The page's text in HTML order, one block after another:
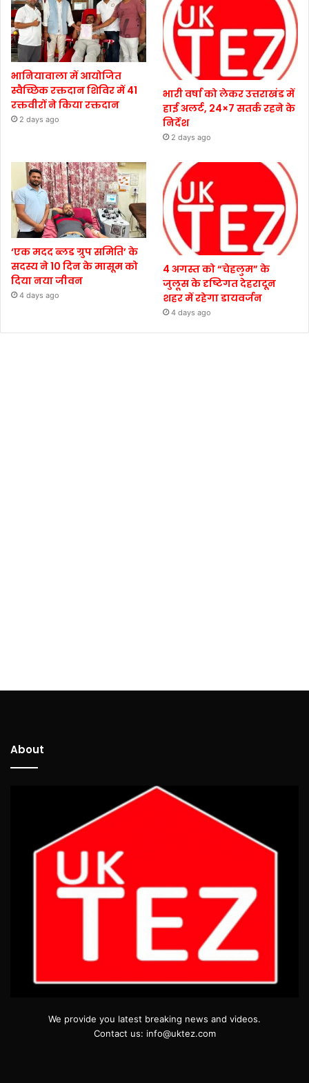
भानियावाला में आयोजित
स्वैच्छिक रक्तदान शिविर में 41
रक्तवीरों ने किया रक्तदान
2 days ago
भारी वर्षा को लेकर उत्तराखंड में
हाई अलर्ट, 24×7 सतर्क रहने के
निर्देश
2 days ago
‘एक मदद ब्लड ग्रुप समिति’ के
सदस्य ने 10 दिन के मासूम को
दिया नया जीवन
4 days ago
4 अगस्त को “चेहलुम” के
जुलूस के दृष्टिगत देहरादून
शहर में रहेगा डायवर्जन
4 days ago
About
We provide you latest breaking news and videos.
Contact us: info@uktez.com